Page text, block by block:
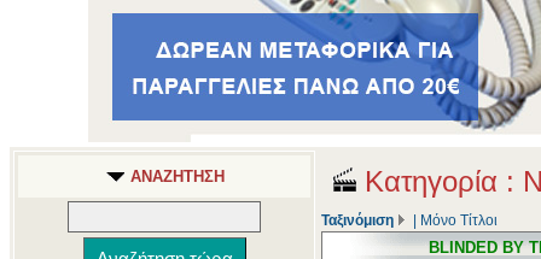
ΑΝΑΖΗΤΗΣΗ Κατηγορία :
Ταξινόμιση Μόνο Τίτλοι
BLINDED BY